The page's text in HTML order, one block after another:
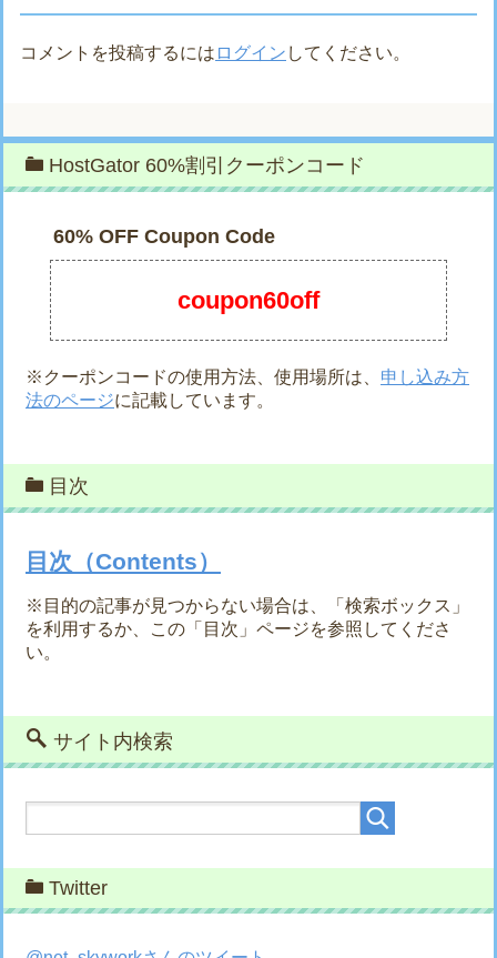
コメントを投稿するには ログイン してください。
HostGator 60%割引クーポンコード
60% OFF Coupon Code
coupon60off
※クーポンコードの使用方法、使用場所は、 申し込み方
法のページに記載しています。
目次
目次（Contents）
※目的の記事が見つからない場合は、「検索ボックス」
を利用するか、この「目次」ページを参照してくださ
い。
サイト内検索
Twitter